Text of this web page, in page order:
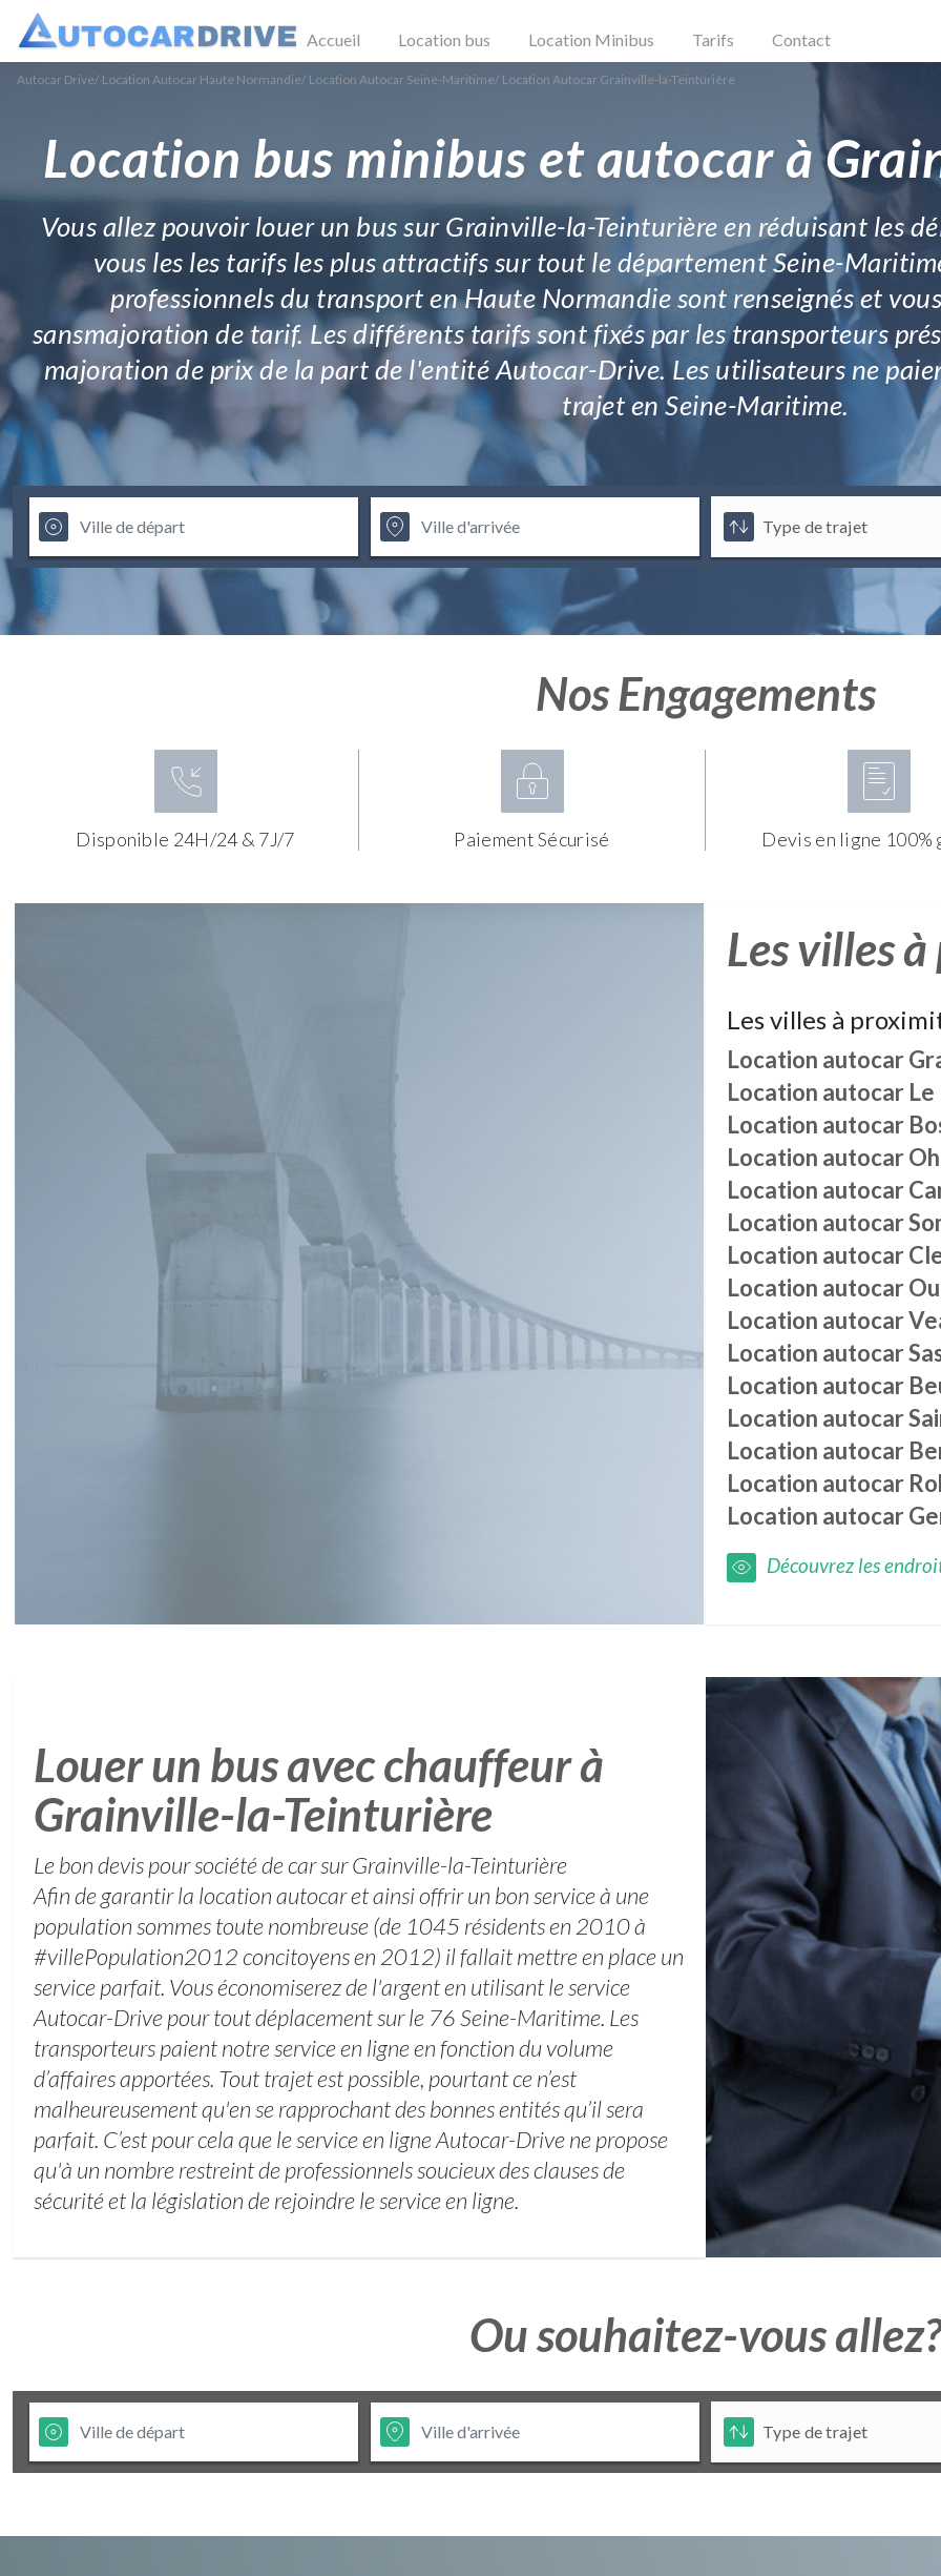
Accueil Location bus Location Minibus Tarifs Contact
Autocar Drive/ Location Autocar Haute Normandie/ Location Autocar Seine-Maritime/ Location Autocar Grainville-la-Teinturière
Location bus minibus et autocar à
Vous allez pouvoir louer un bus sur Grainville-la-Teinturière en réduisant les
vous les les tarifs les plus attractifs sur tout le département Seine-
professionnels du transport en Haute Normandie sont renseignés et
sansmajoration de tarif. Les différents tarifs sont fixés par les transporteurs
majoration de prix de la part de l'entité Autocar-Drive. Les utilisateurs ne
trajet en Seine-Maritime.
Nos Engagements
Disponible 24H/24 & 7J/7 Paiement Sécurisé Devis en ligne
Les villes
Les villes à
Location autocar
Location autocar
Location autocar
Location autocar
Location autocar
Location autocar
Location autocar
Location autocar
Location autocar
Location autocar
Location autocar
Location autocar
Location autocar
Location autocar
Location autocar
Découvrez les
Louer un bus avec chauffeur à
Grainville-la-Teinturière
Le bon devis pour société de car sur Grainville-la-Teinturière
Afin de garantir la location autocar et ainsi offrir un bon service à une
population sommes toute nombreuse (de 1045 résidents en 2010 à
#villePopulation2012 concitoyens en 2012) il fallait mettre en place un
service parfait. Vous économiserez de l'argent en utilisant le service
Autocar-Drive pour tout déplacement sur le 76 Seine-Maritime. Les
transporteurs paient notre service en ligne en fonction du volume
d’affaires apportées. Tout trajet est possible, pourtant ce n’est
malheureusement qu'en se rapprochant des bonnes entités qu’il sera
parfait. C’est pour cela que le service en ligne Autocar-Drive ne propose
qu'à un nombre restreint de professionnels soucieux des clauses de
sécurité et la législation de rejoindre le service en ligne.
Ou souhaitez-vous allez?